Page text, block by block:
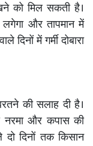
को मिल सकती है।
और तापमान में
दिनों में गर्मी दोबारा
की सलाह दी है।
और कपास की
दिनों तक किसान